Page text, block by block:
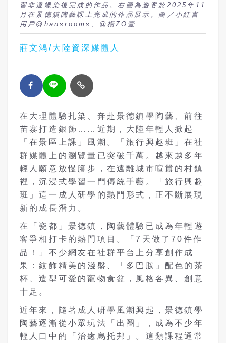
習非遺蠟染後完成的作品。右圖為遊客於2025年11
月在景德鎮陶藝課上完成的作品展示。圖／小紅書
用戶@hansrooms、@楊ZO壹
莊文鴻/大陸資深媒體人
在大理體驗扎染、奔赴景德鎮學陶藝、前往
苗寨打造銀飾……近期，大陸年輕人掀起
「在景區上課」風潮。「旅行興趣班」在社
群媒體上的瀏覽量已突破千萬。越來越多年
輕人願意放慢腳步，在遠離城市喧囂的村鎮
裡，沉浸式學習一門傳統手藝。「旅行興趣
班」這一成人研學的熱門形式，正不斷展現
新的成長潛力。
在「瓷都」景德鎮，陶藝體驗已成為年輕遊
客爭相打卡的熱門項目。「7天做了70件作
品！」不少網友在社群平台上分享創作成
果：紋飾精美的淺盤、「多巴胺」配色的茶
杯、造型可愛的寵物食盆，風格各異、創意
十足。
近年來，隨著成人研學風潮興起，景德鎮學
陶藝逐漸從小眾玩法「出圈」，成為不少年
輕人口中的「治癒烏托邦」。這類課程通常